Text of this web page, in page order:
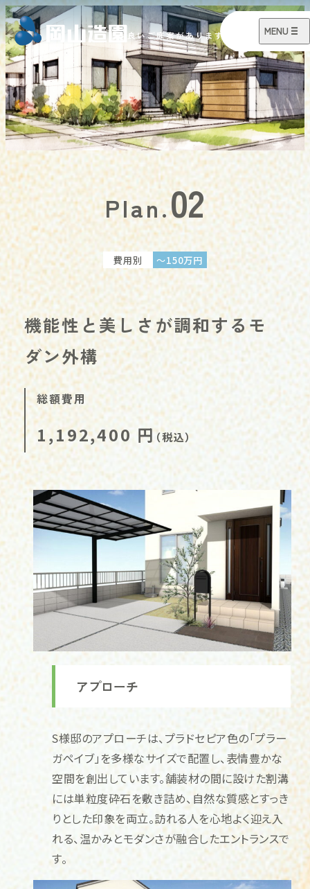
Plan.02
費用別
機能性と美しさが調和するモ
ダン外構
総額費用
1,192,400 円 （税込）
アプローチ
S様邸のアプローチは、プラドセピア色の「プラー
ガペイブ」を多様なサイズで配置し、表情豊かな
空間を創出しています。舗装材の間に設けた割溝
には単粒度砕石を敷き詰め、自然な質感とすっき
りとした印象を両立。訪れる人を心地よく迎え入
れる、温かみとモダンさが融合したエントランスで
す。